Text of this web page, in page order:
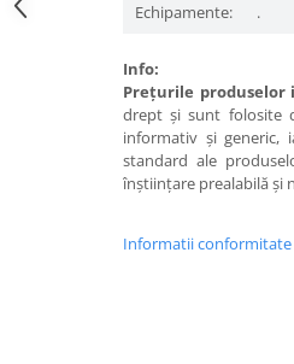
Echipamente:
.
Info:
Preţurile produselor
drept şi sunt folosite
informativ şi generic,
standard ale
înştiinţare prealabilă şi
Informatii